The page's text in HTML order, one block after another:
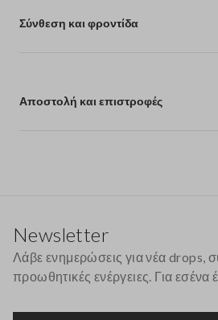
Σύνθεση και φροντίδα
Αποστολή και επιστροφές
Newsletter
Λάβε ενημερώσεις για νέα drops,
προωθητικές ενέργειες. Για